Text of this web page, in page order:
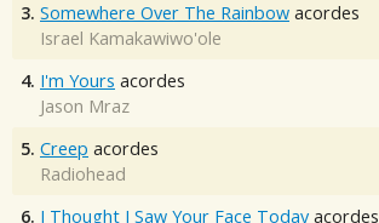
3. Somewhere Over The Rainbow acordes
Israel Kamakawiwo'ole
4. I'm Yours acordes
Jason Mraz
5. Creep acordes
Radiohead
6. I Thought I Saw Your Face Today acordes